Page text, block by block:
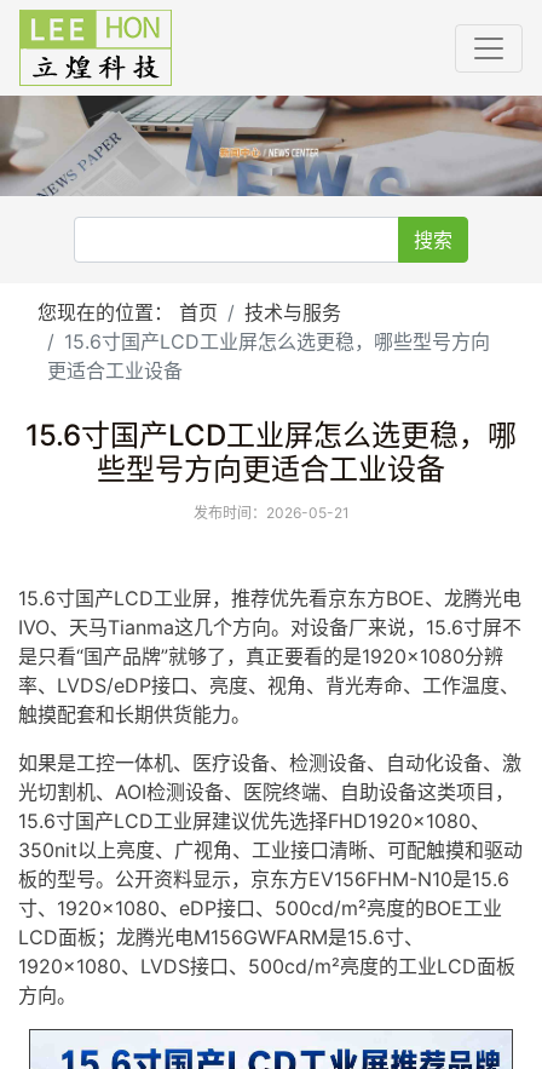
搜索
您现在的位置： 首页
技术与服务
15.6寸国产LCD工业屏怎么选更稳，哪些型号方向
更适合工业设备
15.6寸国产LCD工业屏怎么选更稳，哪
些型号方向更适合工业设备
发布时间：2026-05-21
15.6寸国产LCD工业屏，推荐优先看京东方BOE、龙腾光电
IVO、天马Tianma这几个方向。对设备厂来说，15.6寸屏不
是只看“国产品牌”就够了，真正要看的是1920×1080分辨
率、 LVDS/eDP接口、亮度、视角、背光寿命、工作温度、
触摸配套和长期供货能力。
如果是工控一体机、医疗设备、检测设备、自动化设备、激
光切割机、AOI检测设备、医院终端、自助设备这类项目，
15.6寸国产LCD工业屏建议优先选择FHD1920×1080、
350nit以上亮度、广视角、工业接口清晰、可配触摸和驱动
板的型号。公开资料显示，京东方EV156FHM-N10是15.6
寸、1920×1080、eDP接口、500cd/m²亮度的BOE工业
LCD面板；龙腾光电M156GWFARM是15.6寸、
1920×1080、LVDS接口、500cd/m²亮度的工业LCD面板
方向。